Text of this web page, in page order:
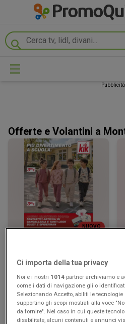
Pubblicità
Offerte e Volantini a
NUOVO
Più divertimento a scuola
Scade il 16/08
Montorio al
Vomano
Ci importa della tua privacy
Noi e i nostri 1014 partner archiviamo e
come i dati di navigazione gli o
Selezionando Accetto, abiliti le
supportino gli scopi mostrati alla voce
da fornire". Nel caso in cui queste
disabilitate, alcuni contenuti e annunci